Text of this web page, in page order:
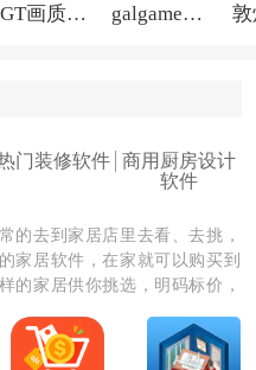
PGT画质助手旧版 galgame游戏盒子2026
门装修软件
商用厨房设计
软件
的去到家居店里去看、去挑，
家居软件，在家就可以购买到
的家居供你挑选，明码标价，